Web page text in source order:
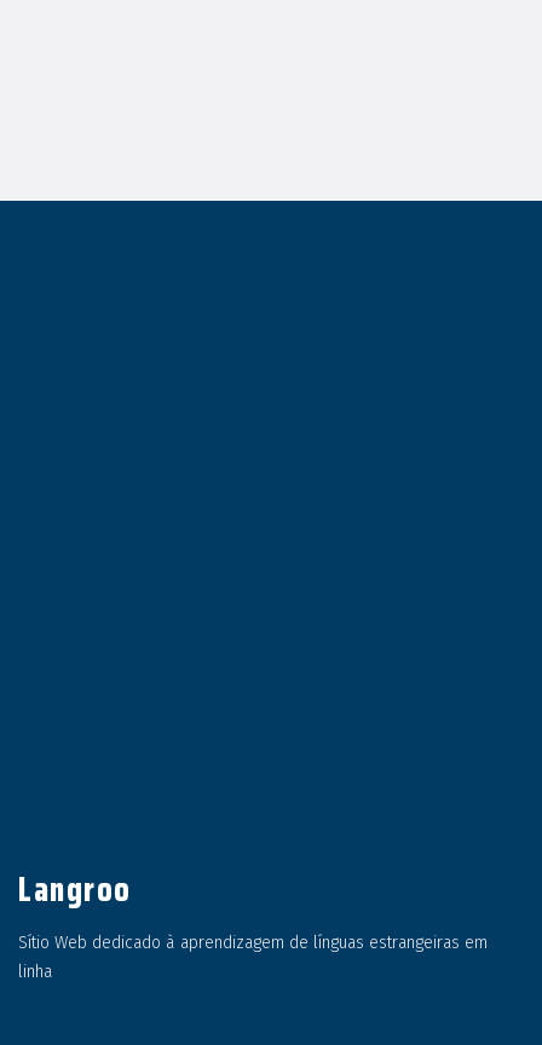
Langroo
Sítio Web dedicado à aprendizagem de línguas estrangeiras em
linha